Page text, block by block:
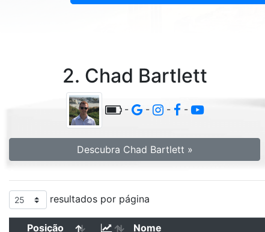
2. Chad Bartlett
- - - -
Descubra Chad Bartlett »
resultados por página
Posição Nome